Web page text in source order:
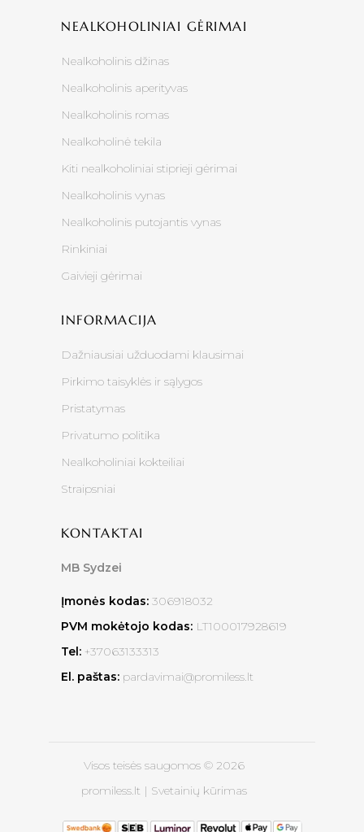
NEALKOHOLINIAI GĖRIMAI
Nealkoholinis džinas
Nealkoholinis aperityvas
Nealkoholinis romas
Nealkoholinė tekila
Kiti nealkoholiniai stiprieji gėrimai
Nealkoholinis vynas
Nealkoholinis putojantis vynas
Rinkiniai
Gaivieji gėrimai
INFORMACIJA
Dažniausiai užduodami klausimai
Pirkimo taisyklės ir sąlygos
Pristatymas
Privatumo politika
Nealkoholiniai kokteiliai
Straipsniai
KONTAKTAI
MB Sydzei
Įmonės kodas: 306918032
PVM mokėtojo kodas: LT100017928619
Tel: +37063133313
El. paštas: pardavimai@promiless.lt
Visos teisės saugomos © 2026
promiless.lt | Svetainių kūrimas